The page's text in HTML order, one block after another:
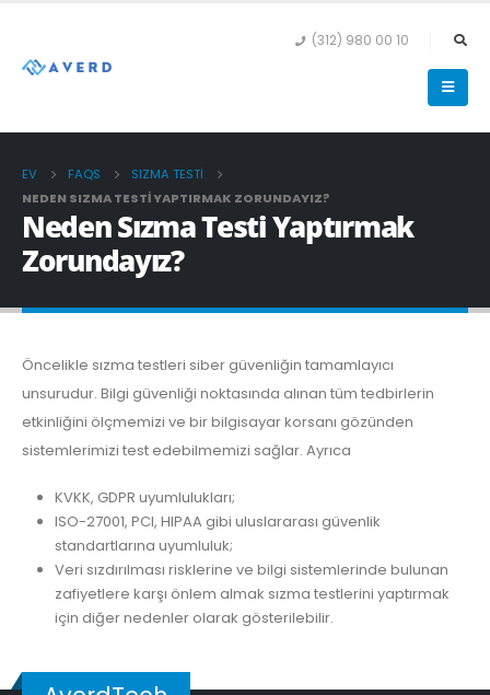
(312) 980 00 10
EV FAQS
SIZMA TESTI
NEDEN SIZMA TESTI YAPTIRMAK ZORUNDAYIZ?
Neden Sızma Testi Yaptırmak
Zorundayız?
Öncelikle sızma testleri siber güvenliğin tamamlayıcı
unsurudur. Bilgi güvenliği noktasında alınan tüm tedbirlerin
etkinliğini ölçmemizi ve bir bilgisayar korsanı gözünden
sistemlerimizi test edebilmemizi sağlar. Ayrıca
KVKK, GDPR uyumlulukları;
ISO-27001, PCI, HIPAA gibi uluslararası güvenlik
standartlarına uyumluluk;
Veri sızdırılması risklerine ve bilgi sistemlerinde bulunan
zafiyetlere karşı önlem almak sızma testlerini yaptırmak
için diğer nedenler olarak gösterilebilir.